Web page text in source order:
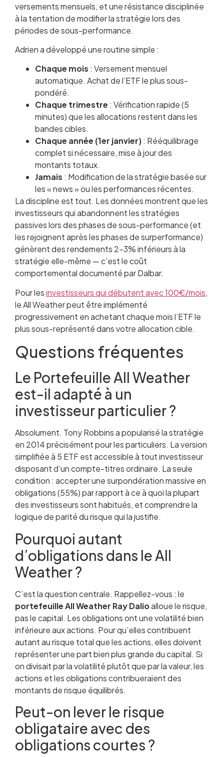
versements mensuels, et une résistance disciplinée
à la tentation de modifier la stratégie lors des
périodes de sous-performance.
Adrien a développé une routine simple :
Chaque mois : Versement mensuel
automatique. Achat de l’ETF le plus sous-
pondéré.
Chaque trimestre : Vérification rapide (5
minutes) que les allocations restent dans les
bandes cibles.
Chaque année (1er janvier): Rééquilibrage
complet si nécessaire, mise à jour des
montants totaux.
Jamais : Modification de la stratégie basée sur
les « news » ou les performances récentes.
La discipline est tout. Les données montrent que les
investisseurs qui abandonnent les stratégies
passives lors des phases de sous-performance (et
les rejoignent après les phases de surperformance)
génèrent des rendements 2-3% inférieurs à la
stratégie elle-même — c’est le coût
comportemental documenté par Dalbar.
Pour lesinvestisseurs qui débutent avec 100€/mois,
le All Weather peut être implémenté
progressivement en achetant chaque mois l’ETF le
plus sous-représenté dans votre allocation cible.
Questions fréquentes
Le Portefeuille All Weather
est-il adapté à un
investisseur particulier ?
Absolument. Tony Robbins a popularisé la stratégie
en 2014 précisément pour les particuliers. La version
simplifiée à 5 ETF est accessible à tout investisseur
disposant d’un compte-titres ordinaire. La seule
condition : accepter une surpondération massive en
obligations (55%) par rapport à ce à quoi la plupart
des investisseurs sont habitués, et comprendre la
logique de parité du risque qui la justifie.
Pourquoi autant
d’obligations dans le All
Weather ?
C’est la question centrale. Rappellez-vous : le
portefeuille All Weather Ray Dalioalloue le risque,
pas le capital. Les obligations ont une volatilité bien
inférieure aux actions. Pour qu’elles contribuent
autant au risque total que les actions, elles doivent
représenter une part bien plus grande du capital. Si
on divisait par la volatilité plutôt que par la valeur, les
actions et les obligations contribueraient des
montants de risque équilibrés.
Peut-on lever le risque
obligataire avec des
obligations courtes ?